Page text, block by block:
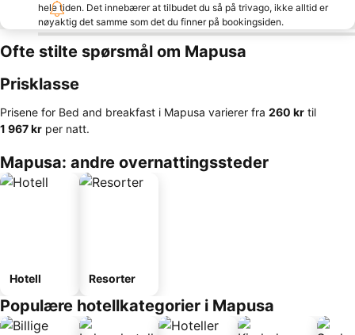
hele tiden. Det innebærer at tilbudet du så på trivago, ikke alltid er
nøyaktig det samme som det du finner på bookingsiden.
Ofte stilte spørsmål om Mapusa
Prisklasse
Prisene for Bed and breakfast i Mapusa varierer fra ‎260 kr til
‎1 967 kr per natt.
Mapusa: andre overnattingssteder
Hotell Resorter
Populære hotellkategorier i Mapusa